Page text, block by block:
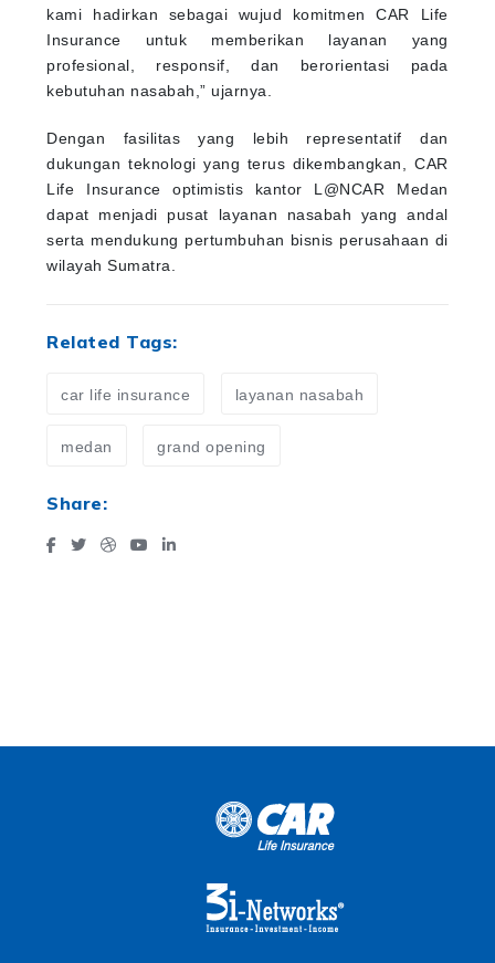
kami hadirkan sebagai wujud komitmen CAR Life
Insurance untuk memberikan layanan yang
profesional, responsif, dan berorientasi pada
kebutuhan nasabah,” ujarnya.
Dengan fasilitas yang lebih representatif dan
dukungan teknologi yang terus dikembangkan, CAR
Life Insurance optimistis kantor L@NCAR Medan
dapat menjadi pusat layanan nasabah yang andal
serta mendukung pertumbuhan bisnis perusahaan di
wilayah Sumatra.
Related Tags:
car life insurance layanan nasabah
medan grand opening
Share: